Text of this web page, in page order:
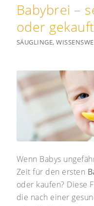
Babybrei –
oder
SÄUGLINGE,
Wenn Babys
Zeit für den ersten
oder kaufen? Diese
die nach einer